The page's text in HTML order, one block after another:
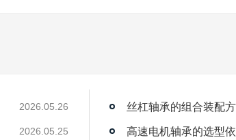
2026.05.26
2026.05.25
丝杠轴承的组合装配
高速电机轴承的选型